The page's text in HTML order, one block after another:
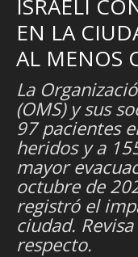
ISRAELÍ
EN LA
AL MENOS
La
(OMS) y sus
97 pacientes
heridos y a
mayor
octubre de
registró el
ciudad.
respecto.